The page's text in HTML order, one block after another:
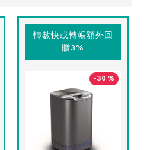
轉數快或轉帳額外回
贈3%
-30 %